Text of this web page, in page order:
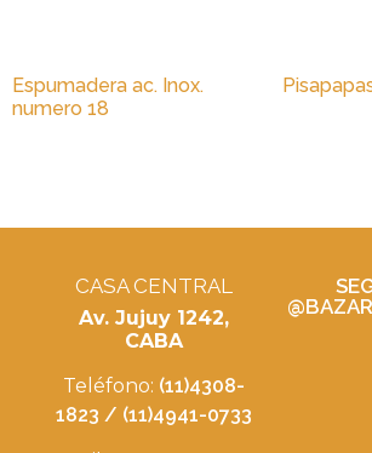
Espumadera ac. Inox.
numero 18
CASA CENTRAL
Av. Jujuy 1242,
CABA
Teléfono: (11)4308-
1823 / (11)4941-0733